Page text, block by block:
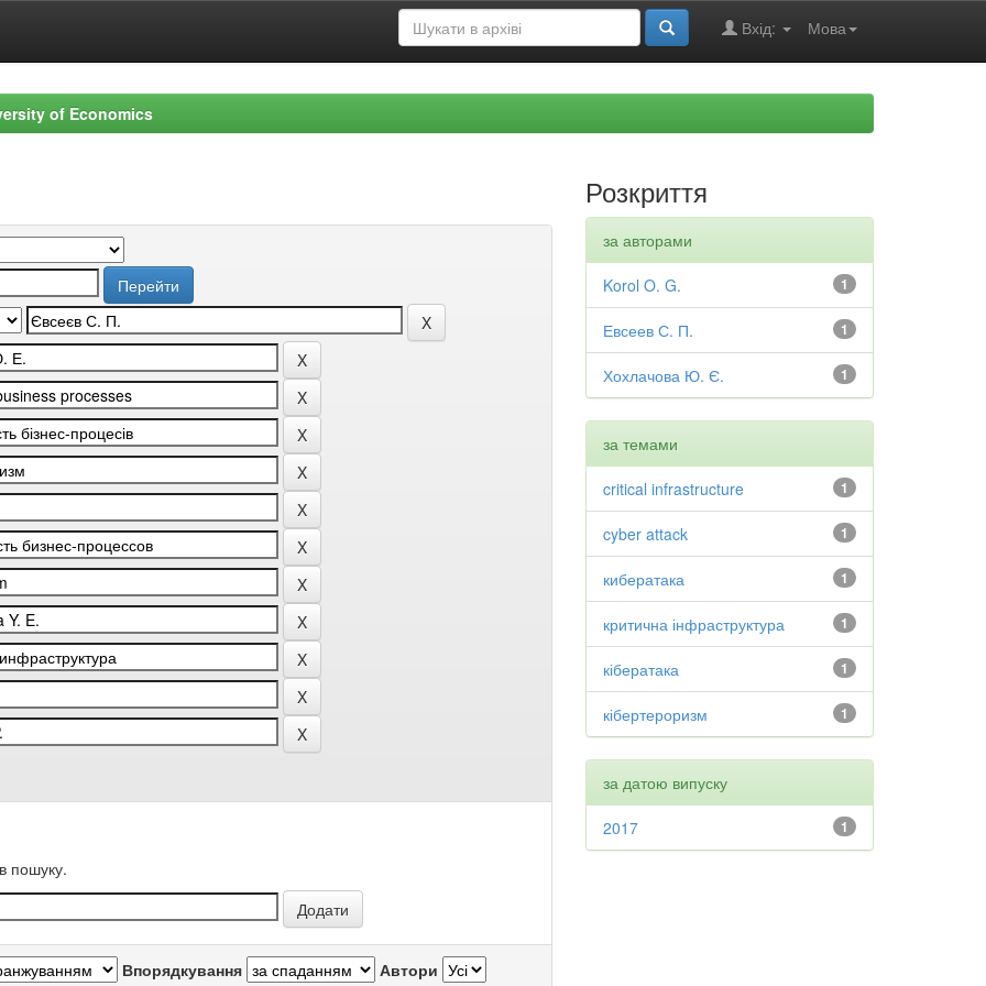
Мова
Вхід:
of Economics
пошуку.
Впорядкування Автори
Розкриття
за авторами
1
Korol O. G.
1
Евсеев С. П.
1
Хохлачова Ю. Є.
за темами
1
critical infrastructure
1
cyber attack
1
кибератака
1
критична інфраструктура
1
кібератака
1
кібертероризм
за датою випуску
1
2017